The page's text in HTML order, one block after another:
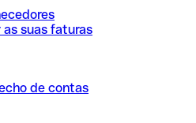
suas faturas
de contas